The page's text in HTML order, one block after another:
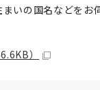
いの国名などをお
）